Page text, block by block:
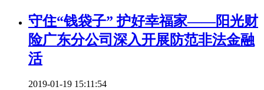
守住“钱袋子” 护好幸福家——阳光财
险广东分公司深入开展防范非法金融
活
2019-01-19 15:11:54